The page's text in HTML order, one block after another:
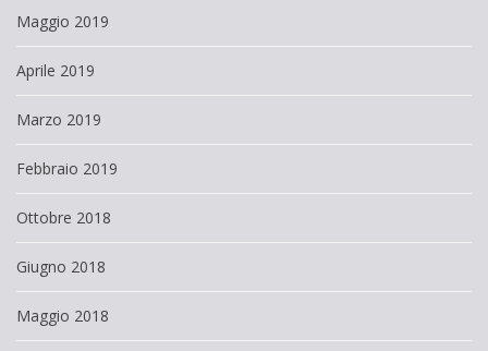
Maggio 2019
Aprile 2019
Marzo 2019
Febbraio 2019
Ottobre 2018
Giugno 2018
Maggio 2018